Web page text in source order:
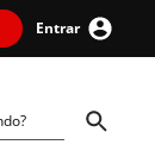
Entrar